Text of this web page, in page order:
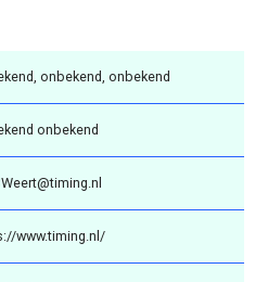
onbekend, onbekend
onbekend
www.timing.nl/